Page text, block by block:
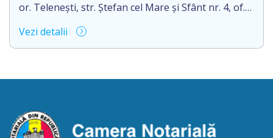
or. Telenești, str. Ștefan cel Mare și Sfânt nr. 4, of.
succesorale în urma decesului cet. BOSÎNCEANU
ION, născut/ă la 21.07.1980, cod personal
/cincisprezece mai anul două mii douăzeci și unu/.
Vezi detalii